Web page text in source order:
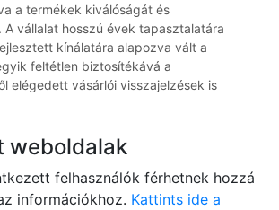
a termékek kiválóságát és
vállalat hosszú évek tapasztalatára
kínálatára alapozva vált a
feltétlen biztosítékává a
elégedett vásárlói visszajelzések is
weboldalak
felhasználók férhetnek hozzá
információkhoz. Kattints ide a